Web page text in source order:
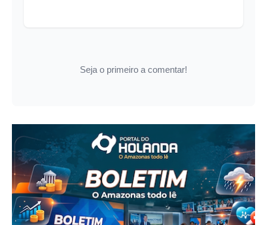
Seja o primeiro a comentar!